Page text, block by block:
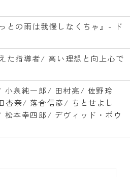
との雨は我慢しなくちゃ』- ド
た指導者/ 高い理想と向上心で
泉純一郎/ 田村亮/ 佐野玲
杏奈/ 落合信彦/ ちとせよし
本幸四郎/ デヴィッド・ボウ